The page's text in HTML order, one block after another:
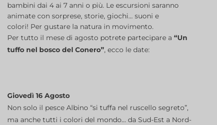
bambini dai 4 ai 7 anni o più. Le escursioni saranno
animate con sorprese, storie, giochi... suoni e
colori! Per gustare la natura in movimento.
Per tutto il mese di agosto potrete partecipare a “Un
tuffo nel bosco del Conero”, ecco le date:
Giovedì 16 Agosto
Non solo il pesce Albino “si tuffa nel ruscello segreto”,
ma anche tutti i colori del mondo… da Sud-Est a Nord-